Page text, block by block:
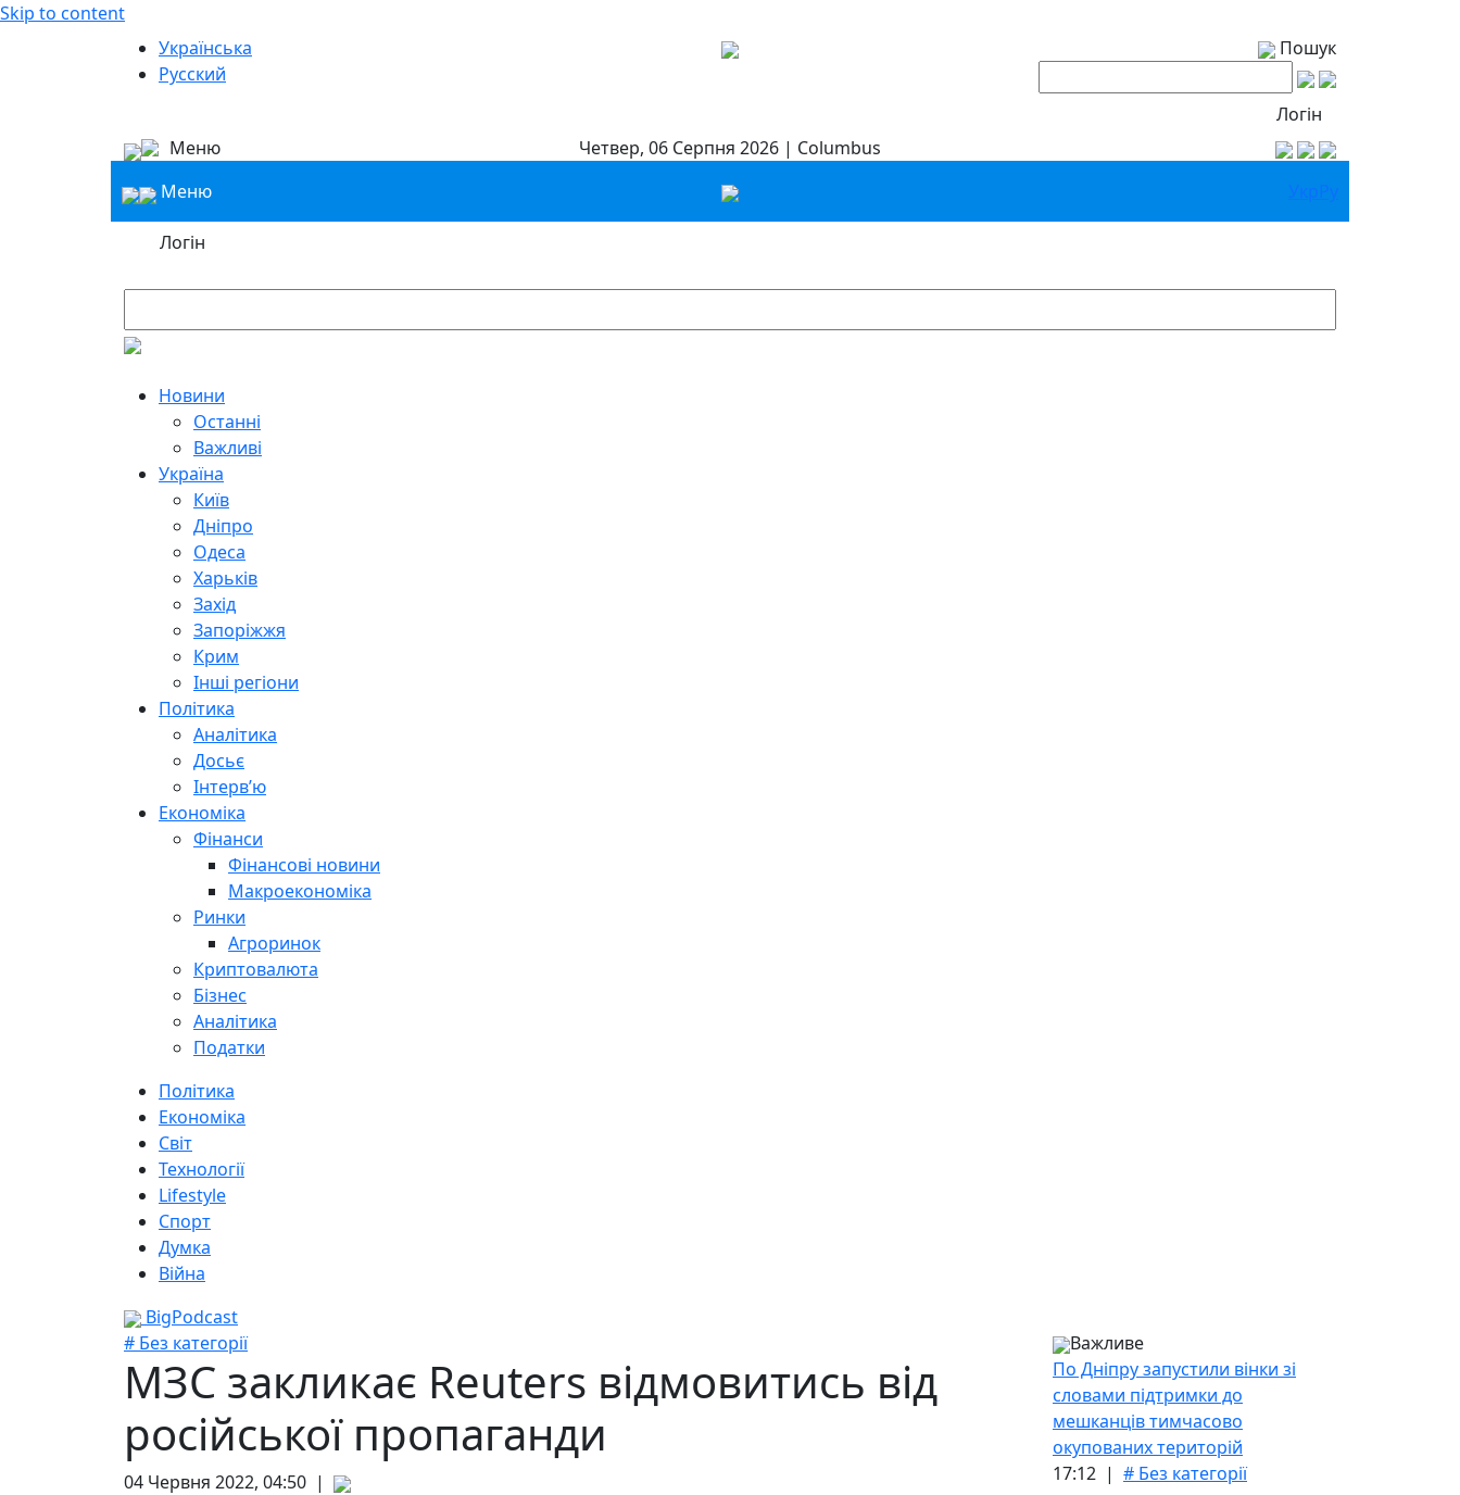
Skip to content
Українська
Русский
Пошук
Логін
Меню
Четвер, 06 Серпня 2026 | Columbus
Меню
УкрРу
Логін
Новини
Останні
Важливі
Україна
Київ
Дніпро
Одеса
Харьків
Захід
Запоріжжя
Крим
Інші регіони
Політика
Аналітика
Досьє
Інтерв’ю
Економіка
Фінанси
Фінансові новини
Макроекономіка
Ринки
Агроринок
Криптовалюта
Бізнес
Аналітика
Податки
Політика
Економіка
Світ
Технології
Lifestyle
Спорт
Думка
Війна
BigPodcast
# Без категорії
МЗС закликає Reuters відмовитись від
російської пропаганди
04 Червня 2022, 04:50 |
Важливе
По Дніпру запустили вінки зі
словами підтримки до
мешканців тимчасово
окупованих територій
17:12 | # Без категорії